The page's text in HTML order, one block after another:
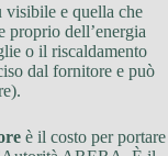
visibile e quella che
proprio dell’energia
o il riscaldamento
dal fornitore e può
è il costo per portare